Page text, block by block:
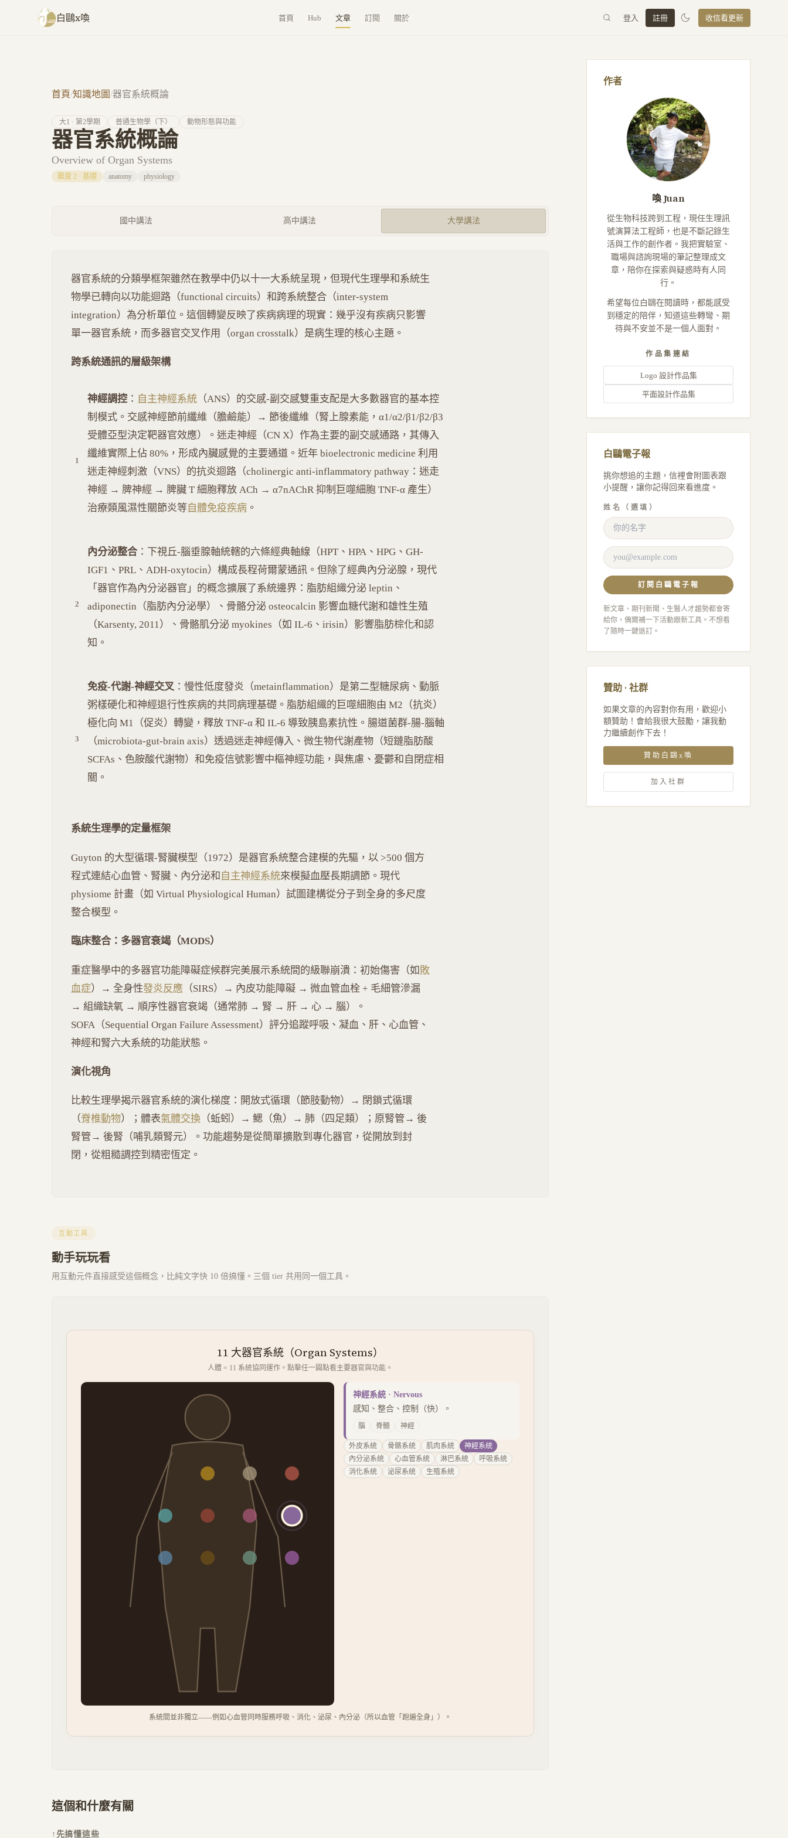
跳至主要內容
白鷗x喚 首頁 Hub 文章 訂閱 關於 登入 註冊 收信看更新
首頁/知識地圖/器官系統概論
大1 · 第2學期 普通生物學（下） 動物形態與功能
器官系統概論
Overview of Organ Systems
難度 2 · 基礎 anatomy physiology
國中講法 高中講法 大學講法
器官系統的分類學框架雖然在教學中仍以十一大系統呈現，但現代生理學和系統生
物學已轉向以功能迴路（functional circuits）和跨系統整合（inter-system
integration）為分析單位。這個轉變反映了疾病病理的現實：幾乎沒有疾病只影響
單一器官系統，而多器官交叉作用（organ crosstalk）是病生理的核心主題。
跨系統通訊的層級架構
神經調控 ： 自主神經系統 （ANS）的交感-副交感雙重支配是大多數器官的基本控
制模式。交感神經節前纖維（膽鹼能）→ 節後纖維（腎上腺素能，α1/α2/β1/β2/β3
受體亞型決定靶器官效應）。迷走神經（CN X）作為主要的副交感通路，其傳入
纖維實際上佔 80%，形成內臟感覺的主要通道。近年 bioelectronic medicine 利用
迷走神經刺激（VNS）的抗炎迴路（cholinergic anti-inflammatory pathway：迷走
神經 → 脾神經 → 脾臟 T 細胞釋放 ACh → α7nAChR 抑制巨噬細胞 TNF-α 產生）
治療類風濕性關節炎等 自體免疫疾病 。
內分泌整合：下視丘-腦垂腺軸統轄的六條經典軸線（HPT、HPA、HPG、GH-
IGF1、PRL、ADH-oxytocin）構成長程荷爾蒙通訊。但除了經典內分泌腺，現代
「器官作為內分泌器官」的概念擴展了系統邊界：脂肪組織分泌 leptin、
adiponectin（脂肪內分泌學）、骨骼分泌 osteocalcin 影響血糖代謝和雄性生殖
（Karsenty, 2011）、骨骼肌分泌 myokines（如 IL-6、irisin）影響脂肪棕化和認
知。
免疫-代謝-神經交叉：慢性低度發炎（metainflammation）是第二型糖尿病、動脈
粥樣硬化和神經退行性疾病的共同病理基礎。脂肪組織的巨噬細胞由 M2（抗炎）
極化向 M1（促炎）轉變，釋放 TNF-α 和 IL-6 導致胰島素抗性。腸道菌群-腸-腦軸
（microbiota-gut-brain axis）透過迷走神經傳入、微生物代謝產物（短鏈脂肪酸
SCFAs、色胺酸代謝物）和免疫信號影響中樞神經功能，與焦慮、憂鬱和自閉症相
關。
系統生理學的定量框架
Guyton 的大型循環-腎臟模型（1972）是器官系統整合建模的先驅，以 >500 個方
程式連結心血管、腎臟、內分泌和 自主神經系統來模擬血壓長期調節。現代
physiome 計畫（如 Virtual Physiological Human）試圖建構從分子到全身的多尺度
整合模型。
臨床整合：多器官衰竭（MODS）
重症醫學中的多器官功能障礙症候群完美展示系統間的級聯崩潰：初始傷害（如敗
血症）→ 全身性發炎反應 （SIRS）→ 內皮功能障礙 → 微血管血栓 + 毛細管滲漏
→ 組織缺氧 → 順序性器官衰竭（通常肺 → 腎 → 肝 → 心 → 腦）。
SOFA（Sequential Organ Failure Assessment）評分追蹤呼吸、凝血、肝、心血管、
神經和腎六大系統的功能狀態。
演化視角
比較生理學揭示器官系統的演化梯度：開放式循環（節肢動物）→ 閉鎖式循環
（脊椎動物）；體表氣體交換 （蚯蚓）→ 鰓（魚）→ 肺（四足類）；原腎管→ 後
腎管→ 後腎（哺乳類腎元）。功能趨勢是從簡單擴散到專化器官，從開放到封
閉，從粗糙調控到精密恆定。
互動工具
動手玩玩看
用互動元件直接感受這個概念，比純文字快 10 倍搞懂。三個 tier 共用同一個工具。
11 大器官系統（Organ Systems）
人體 = 11 系統協同運作。點擊任一圓點看主要器官與功能。
神經系統 · Nervous
感知、整合、控制（快）。
腦 脊髓 神經
外皮系統 骨骼系統 肌肉系統
神經系統
內分泌系統
心血管系統 淋巴系統
呼吸系統
消化系統
泌尿系統 生殖系統
系統間並非獨立——例如心血管同時服務呼吸、消化、泌尿、內分泌（所以血管「跑遍全身」）。
這個和什麼有關
↑ 先搞懂這些
作者
喚 Juan
從生物科技跨到工程，現任生理訊
號演算法工程師，也是不斷記錄生
活與工作的創作者。我把實驗室、
職場與諮詢現場的筆記整理成文
章，陪你在探索與疑惑時有人同
行。
希望每位白鷗在閱讀時，都能感受
到穩定的陪伴，知道這些轉彎、期
待與不安並不是一個人面對。
作品集連結
Logo 設計作品集
平面設計作品集
白鷗電子報
挑你想追的主題，信裡會附圖表跟
小提醒，讓你記得回來看進度。
姓名（選填）
訂閱白鷗電子報
新文章、期刊新聞、生醫人才趨勢都會寄
給你，偶爾補一下活動跟新工具。不想看
了隨時一鍵退訂。
贊助 · 社群
如果文章的內容對你有用，歡迎小
額贊助！會給我很大鼓勵，讓我動
力繼續創作下去！
贊助白鷗x喚
加入社群